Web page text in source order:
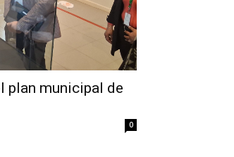
plan municipal de
0